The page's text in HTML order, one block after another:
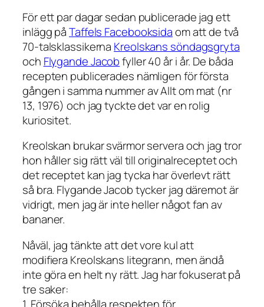
För ett par dagar sedan publicerade jag ett
inlägg påTaffels Facebooksidaom att de två
70-talsklassikerna Kreolskans söndagsgryta
och Flygande Jacobfyller 40 år i år. De båda
recepten publicerades nämligen för första
gången i samma nummer av Allt om mat (nr
13, 1976) och jag tyckte det var en rolig
kuriositet.
Kreolskan brukar svärmor servera och jag tror
hon håller sig rätt väl till originalreceptet och
det receptet kan jag tycka har överlevt rätt
så bra. Flygande Jacob tycker jag däremot är
vidrigt, men jag är inte heller något fan av
bananer.
Nåväl, jag tänkte att det vore kul att
modifiera Kreolskans litegrann, men ändå
inte göra en helt ny rätt. Jag har fokuserat på
tre saker: